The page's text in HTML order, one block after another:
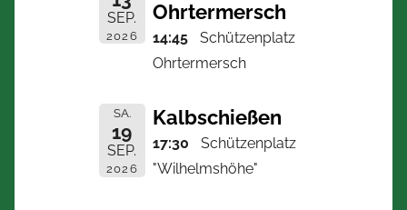
SEP.
2026
Ohrtermersch
14:45
Schützenplatz
Ohrtermersch
SA.
19
SEP.
2026
Kalbschießen
17:30
Schützenplatz
"Wilhelmshöhe"